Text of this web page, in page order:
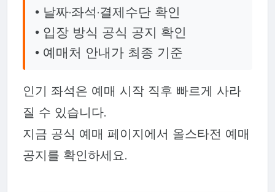
• 날짜·좌석·결제수단 확인
• 입장 방식 공식 공지 확인
• 예매처 안내가 최종 기준
인기 좌석은 예매 시작 직후 빠르게 사라
질 수 있습니다.
지금 공식 예매 페이지에서 올스타전 예매
공지를 확인하세요.